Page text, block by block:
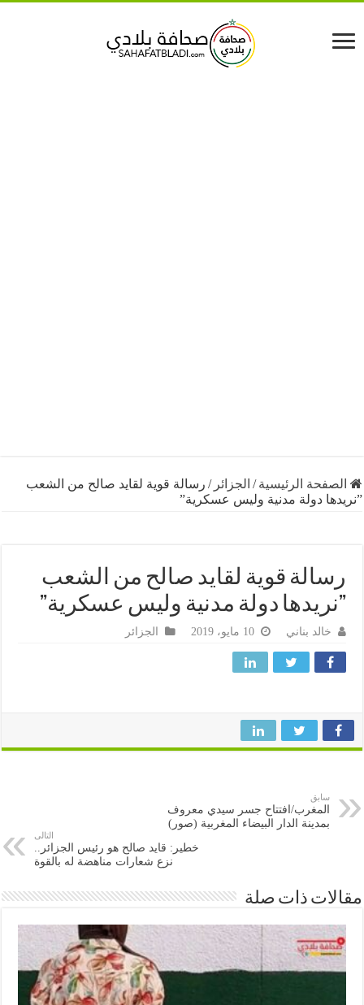
الرئيسية /الجزائر/رسالة قوية لقايد صالح من الشعب
دولة مدنية وليس عسكرية”
قوية لقايد صالح من الشعب
دولة مدنية وليس عسكرية”
خالد بناني الجزائر
المغرب/افتتاح جسر سيدي معروف
بمدينة الدار البيضاء المغربية (صور)
خطير: قايد صالح هو رئيس الجزائر..
نزع شعارات مناهضة له بالقوة
ذات صلة